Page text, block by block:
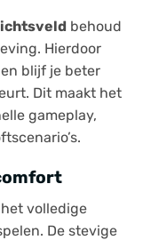
behoud
Hierdoor
blijf je beter
Dit maakt het
gameplay,
volledige
De stevige